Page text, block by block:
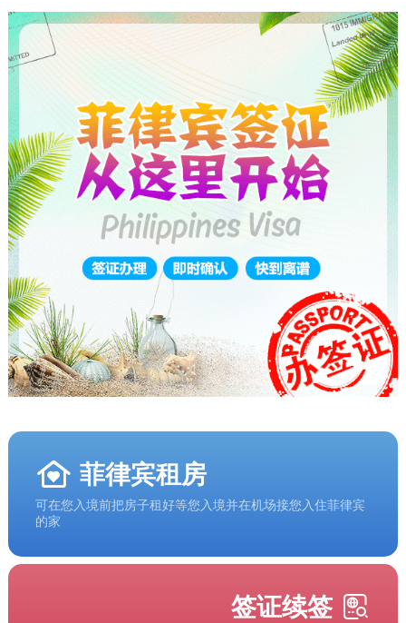
菲律宾租房
可在您入境前把房子租好等您入境并在机场接您入住菲律宾
的家
签证续签